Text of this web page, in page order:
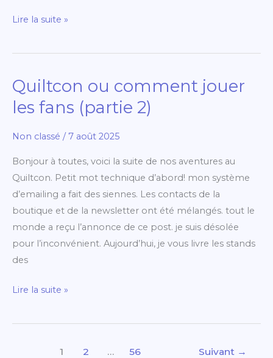
Lire la suite »
Quiltcon ou comment jouer
les fans (partie 2)
Non classé / 7 août 2025
Bonjour à toutes, voici la suite de nos aventures au
Quiltcon. Petit mot technique d’abord! mon système
d’emailing a fait des siennes. Les contacts de la
boutique et de la newsletter ont été mélangés. tout le
monde a reçu l’annonce de ce post. je suis désolée
pour l’inconvénient. Aujourd’hui, je vous livre les stands
des
Quiltcon
ou
comment
jouer
fans
(partie
2)
Lire la suite »
1 2 … 56 Suivant →